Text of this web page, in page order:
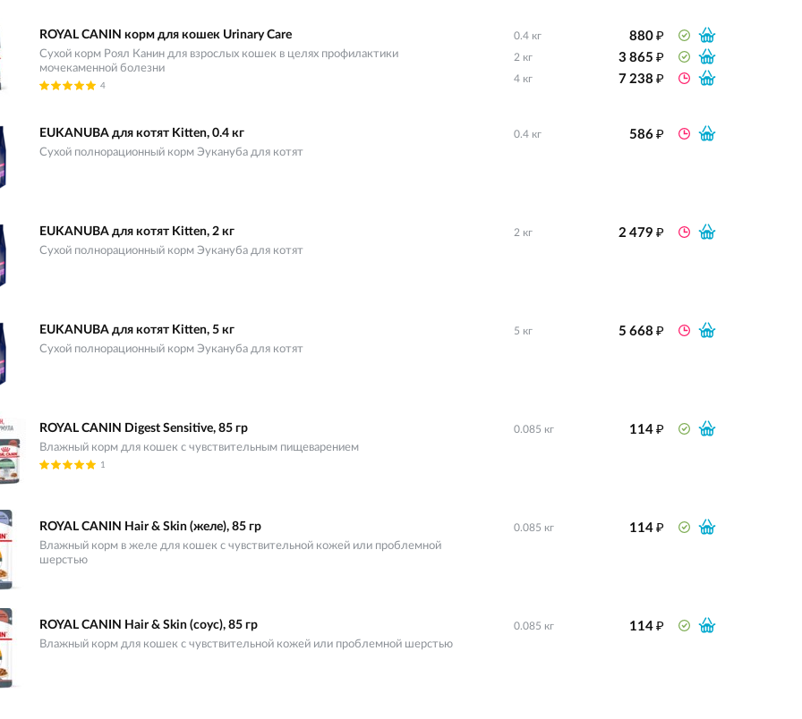
ROYAL CANIN корм для кошек Urinary Care
Сухой корм Роял Канин для взрослых кошек в целях профилактики
мочекаменной болезни
4
0.4 кг 880₽
2 кг 3 865₽
4 кг 7 238₽
EUKANUBA для котят Kitten, 0.4 кг
Сухой полнорационный корм Эукануба для котят
0.4 кг 586₽
EUKANUBA для котят Kitten, 2 кг
Сухой полнорационный корм Эукануба для котят
2 кг 2 479₽
EUKANUBA для котят Kitten, 5 кг
Сухой полнорационный корм Эукануба для котят
5 кг 5 668₽
ROYAL CANIN Digest Sensitive, 85 гр
Влажный корм для кошек с чувствительным пищеварением
1
0.085 кг 114₽
ROYAL CANIN Hair & Skin (желе), 85 гр
Влажный корм в желе для кошек с чувствительной кожей или проблемной
шерстью
0.085 кг 114₽
ROYAL CANIN Hair & Skin (соус), 85 гр
Влажный корм для кошек с чувствительной кожей или проблемной шерстью
0.085 кг 114₽